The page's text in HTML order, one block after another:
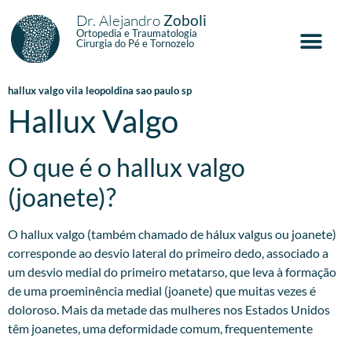
Dr. Alejandro Zoboli
Ortopedia e Traumatologia
Cirurgia do Pé e Tornozelo
hallux valgo vila leopoldina sao paulo sp
Hallux Valgo
O que é o hallux valgo
(joanete)?
O hallux valgo (também chamado de hálux valgus ou joanete)
corresponde ao desvio lateral do primeiro dedo, associado a
um desvio medial do primeiro metatarso, que leva à formação
de uma proeminência medial (joanete) que muitas vezes é
doloroso. Mais da metade das mulheres nos Estados Unidos
têm joanetes, uma deformidade comum, frequentemente